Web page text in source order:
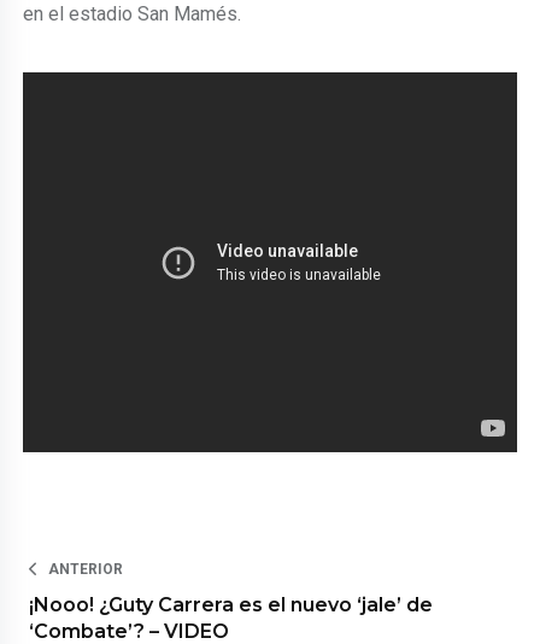
en el estadio San Mamés.
ANTERIOR
¡Nooo! ¿Guty Carrera es el nuevo ‘jale’ de
‘Combate’? – VIDEO